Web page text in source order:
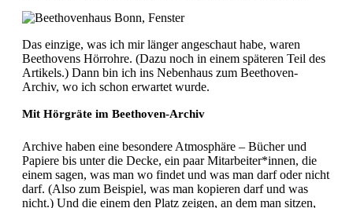
Das einzige, was ich mir länger angeschaut habe, waren
Beethovens Hörrohre. (Dazu noch in einem späteren Teil des
Artikels.) Dann bin ich ins Nebenhaus zum Beethoven-
Archiv, wo ich schon erwartet wurde.
Mit Hörgräte im Beethoven-Archiv
Archive haben eine besondere Atmosphäre – Bücher und
Papiere bis unter die Decke, ein paar Mitarbeiter*innen, die
einem sagen, was man wo findet und was man darf oder nicht
darf. (Also zum Beispiel, was man kopieren darf und was
nicht.) Und die einem den Platz zeigen, an dem man sitzen,